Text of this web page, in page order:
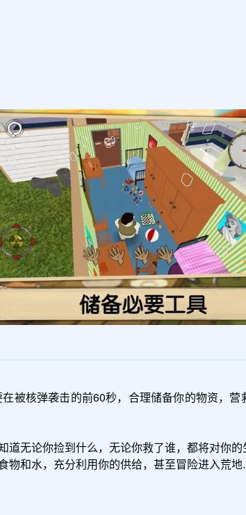
被核弹袭击的前60秒，合理储备你的物资，
无论你捡到什么，无论你救了谁，都将对你
和水，充分利用你的供给，甚至冒险进入荒地